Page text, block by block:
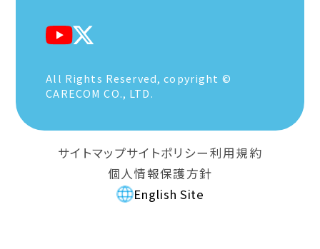
All Rights Reserved, copyright ©
CARECOM CO., LTD.
サイトマップサイトポリシー利用規約
個人情報保護方針
English Site